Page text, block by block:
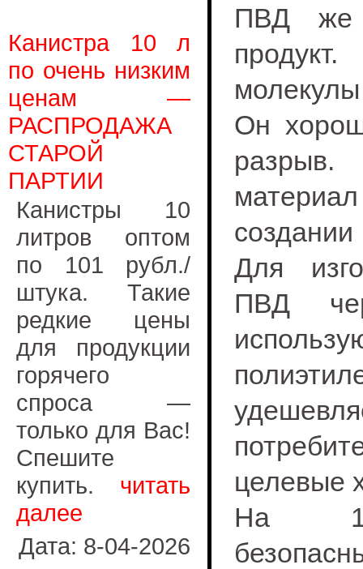
Канистра 10 л
по очень низким
ценам —
РАСПРОДАЖА
СТАРОЙ
ПАРТИИ
Канистры 10
литров оптом
по 101 рубл./
штука. Такие
редкие цены
для продукции
горячего
спроса —
только для Вас!
Спешите
купить. читать
далее
Дата: 8-04-2026
ПВД же
Он
Для
ПВД
целевые
На